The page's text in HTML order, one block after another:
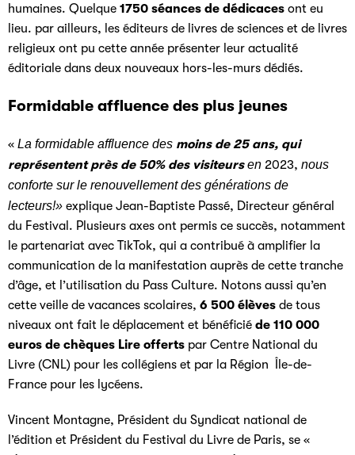
humaines. Quelque 1750 séances de dédicaces ont eu
lieu. par ailleurs, les éditeurs de livres de sciences et de livres
religieux ont pu cette année présenter leur actualité
éditoriale dans deux nouveaux hors-les-murs dédiés.
Formidable affluence des plus jeunes
« La formidable affluence des moins de 25 ans, qui
représentent près de 50% des visiteursen 2023, nous
conforte sur le renouvellement des générations de
lecteurs!» explique Jean-Baptiste Passé, Directeur général
du Festival. Plusieurs axes ont permis ce succès, notamment
le partenariat avec TikTok, qui a contribué à amplifier la
communication de la manifestation auprès de cette tranche
d’âge, et l’utilisation du Pass Culture. Notons aussi qu’en
cette veille de vacances scolaires, 6 500 élèves de tous
niveaux ont fait le déplacement et bénéficié de 110 000
euros de chèques Lire offerts par Centre National du
Livre (CNL) pour les collégiens et par la Région Île-de-
France pour les lycéens.
Vincent Montagne, Président du Syndicat national de
l’édition et Président du Festival du Livre de Paris, se «